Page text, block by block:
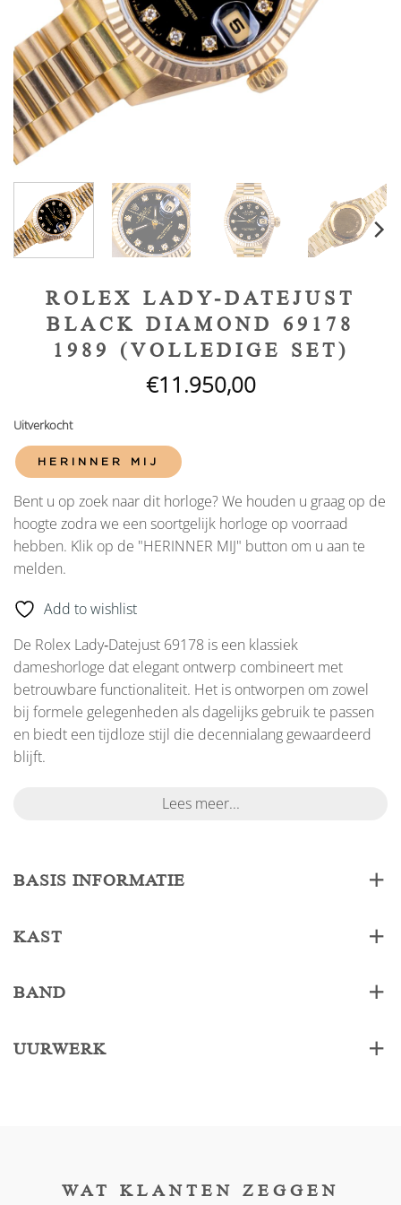
ROLEX LADY-DATEJUST
BLACK DIAMOND 69178
1989 (VOLLEDIGE SET)
€11.950,00
Uitverkocht
HERINNER MIJ
Bent u op zoek naar dit horloge? We houden u graag op de
hoogte zodra we een soortgelijk horloge op voorraad
hebben. Klik op de "HERINNER MIJ" button om u aan te
melden.
Add to wishlist
De Rolex Lady‑Datejust 69178 is een klassiek
dameshorloge dat elegant ontwerp combineert met
betrouwbare functionaliteit. Het is ontworpen om zowel
bij formele gelegenheden als dagelijks gebruik te passen
en biedt een tijdloze stijl die decennialang gewaardeerd
blijft.
Lees meer...
BASIS INFORMATIE
KAST
BAND
UURWERK
WAT KLANTEN ZEGGEN